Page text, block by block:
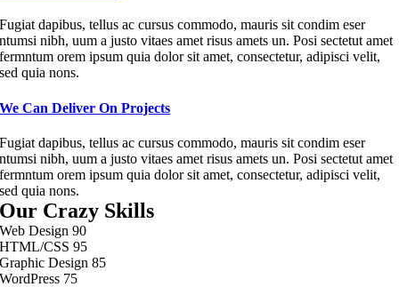
Fugiat dapibus, tellus ac cursus commodo, mauris sit condim eser
ntumsi nibh, uum a justo vitaes amet risus amets un. Posi sectetut amet
fermntum orem ipsum quia dolor sit amet, consectetur, adipisci velit,
sed quia nons.
We Can Deliver On Projects
Fugiat dapibus, tellus ac cursus commodo, mauris sit condim eser
ntumsi nibh, uum a justo vitaes amet risus amets un. Posi sectetut amet
fermntum orem ipsum quia dolor sit amet, consectetur, adipisci velit,
sed quia nons.
Our Crazy Skills
Web Design 90
HTML/CSS 95
Graphic Design 85
WordPress 75